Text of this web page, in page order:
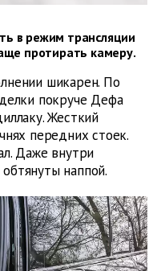
в режим трансляции
протирать камеру.
шикарен. По
покруче Дефа
Жесткий
передних стоек.
Даже внутри
наппой.